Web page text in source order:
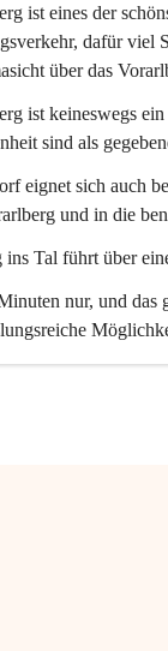
ist eines der
dafür viel
über das
ist keineswegs
sind als
eignet sich auch
und in die
ins Tal führt über
nur, und das